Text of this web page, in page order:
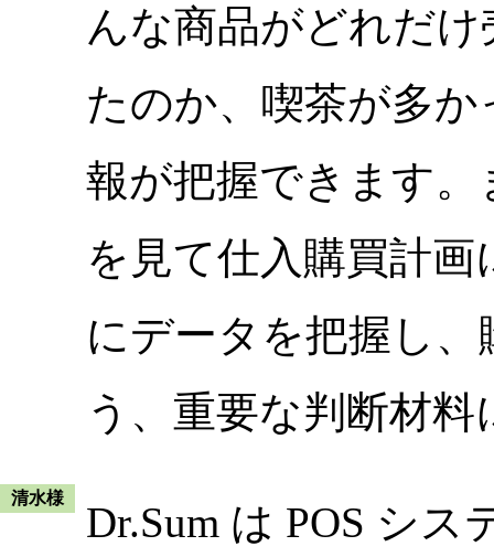
んな商品がどれだ
たのか、喫茶が多
報が把握できます
を見て仕入購買計
にデータを把握し
う、重要な判断材
清水様
Dr.Sum は POS シ